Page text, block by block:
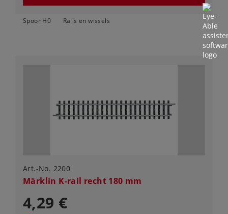
Spoor H0 Rails en wissels
Art.-No. 2200
Märklin K-rail recht 180 mm
4,29 €